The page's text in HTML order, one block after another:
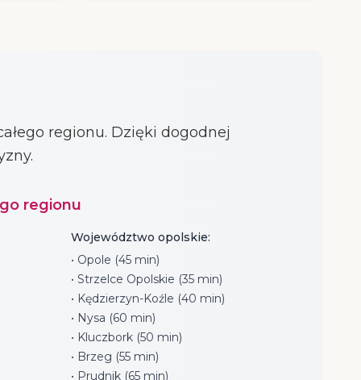
regionu. Dzięki dogodnej
regionu
Województwo opolskie:
• Opole (45 min)
• Strzelce Opolskie (35 min)
• Kędzierzyn-Koźle (40 min)
• Nysa (60 min)
• Kluczbork (50 min)
• Brzeg (55 min)
• Prudnik (65 min)